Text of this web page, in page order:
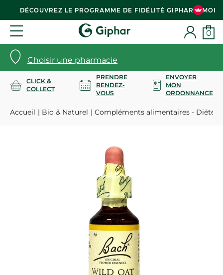
DÉCOUVREZ LE PROGRAMME DE FIDÉLITÉ GIPHAR & MOI
Choisir une pharmacie
0
CLICK &
COLLECT
PRENDRE
RENDEZ-
VOUS
ENVOYER
MON
ORDONNANCE
Accueil Bio & Naturel Compléments alimentaires -